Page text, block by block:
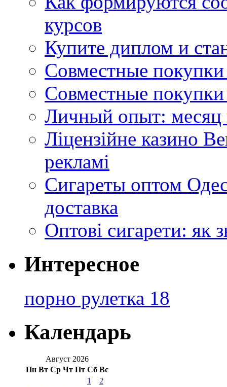
курсов
Купите диплом и
Совместные
Совместные покупки
Личный опыт: месяц
Ліцензійне казино
рекламі
Сигареты оптом
доставка
Оптові сигарети: як
Интересное
порно рулетка 18
Календарь
Август 2026
Пн Вт Ср Чт Пт Сб Вс
1
2